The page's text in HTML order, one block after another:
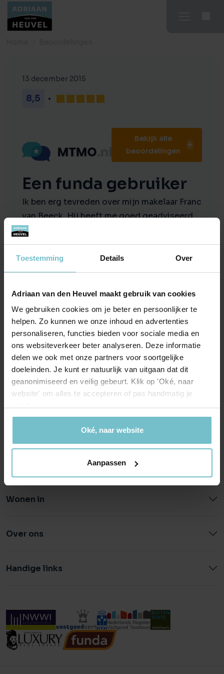
Toestemming Details Over
Adriaan van den Heuvel maakt gebruik van cookies
We gebruiken cookies om je beter en persoonlijker te
helpen. Zo kunnen we onze inhoud en advertenties
personaliseren, functies bieden voor sociale media en
ons websiteverkeer beter analyseren. Deze informatie
delen we ook met onze partners voor soortgelijke
doeleinden. Je kunt er natuurlijk van uitgaan dat dit
geanonimiseerd en veilig gebeurt. Klik op 'Oké, naar
website' om alles te accepteren of pas handmatig je
Oké, naar website
Aanpassen
13 december 2015
8,5
Bekijk alle
beoordelingen
Een funda gebruiker
Ik ben erg tevreden over mijn makelaar Franc
van Beeck. Hij heeft me goed geadviseerd
over de verkoop van mijn huis. Wat ik slecht
vind is dat er kosten verbonden zijn aan de
openhuizenroute.
Onze kantoren
Helmond
Hoofdstraat 155
5706 AL Helmond
info@heuvel.nl
Eindhoven
Aalsterweg 134c
5615 CJ Eindhoven
eindhoven@heuvel.nl
Wonen in
Over ons
Handige links